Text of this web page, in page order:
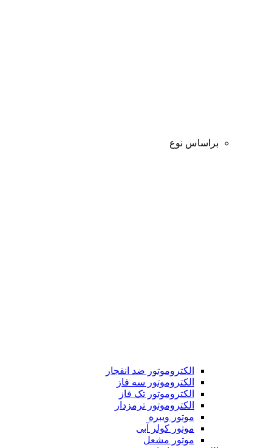
براساس نوع
الکتروموتور ضد انفجار
الکتروموتور سه فاز
الکتروموتور تک فاز
الکتروموتور ترمزدار
موتور ویبره
موتور کولر آبی
موتور مشعل